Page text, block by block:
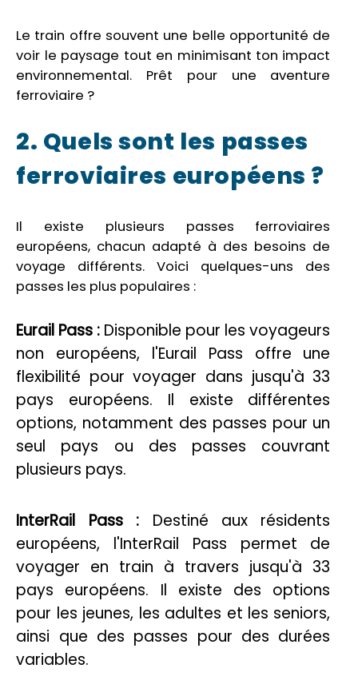
Le train offre souvent une belle opportunité de
voir le paysage tout en minimisant ton impact
environnemental. Prêt pour une aventure
ferroviaire ?
2. Quels sont les passes
ferroviaires européens ?
Il existe plusieurs passes ferroviaires
européens, chacun adapté à des besoins de
voyage différents. Voici quelques-uns des
passes les plus populaires :
Eurail Pass : Disponible pour les voyageurs
non européens, l'Eurail Pass offre une
flexibilité pour voyager dans jusqu'à 33
pays européens. Il existe différentes
options, notamment des passes pour un
seul pays ou des passes couvrant
plusieurs pays.
InterRail Pass : Destiné aux résidents
européens, l'InterRail Pass permet de
voyager en train à travers jusqu'à 33
pays européens. Il existe des options
pour les jeunes, les adultes et les seniors,
ainsi que des passes pour des durées
variables.